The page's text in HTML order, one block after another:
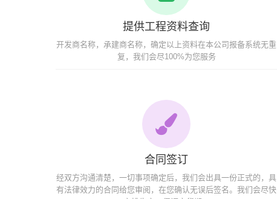
提供工程资料查询
开发商名称，承建商名称，确定以上资料在本公司报备系统无重
复，我们会尽100%为您服务
合同签订
经双方沟通清楚，一切事项确定后，我们会出具一份正式的，具
有法律效力的合同给您审阅，在您确认无误后签名。我们会尽快